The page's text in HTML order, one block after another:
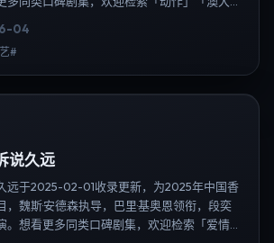
视剧、韩剧全集、日剧高清等长尾词。
04
#
说久远
远于2025-02-01收录更新，为2025年中国香
魏斯·安德森执导，巴里·基奥恩领衔，段奕
。想看更多同类口碑剧集，欢迎检索「爱情」